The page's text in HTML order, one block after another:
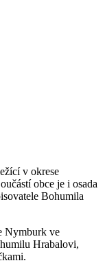
v okrese
obce je i osada
Bohumila
Nymburk ve
Hrabalovi,